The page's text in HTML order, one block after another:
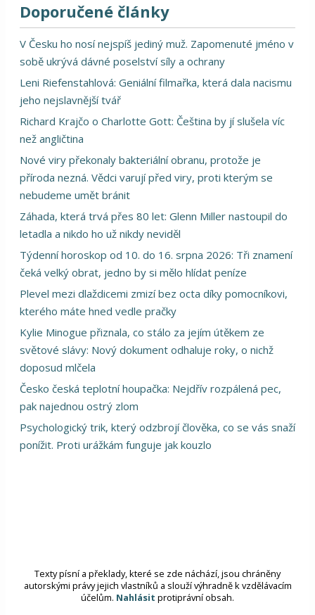
Doporučené články
V Česku ho nosí nejspíš jediný muž. Zapomenuté jméno v
sobě ukrývá dávné poselství síly a ochrany
Leni Riefenstahlová: Geniální filmařka, která dala nacismu
jeho nejslavnější tvář
Richard Krajčo o Charlotte Gott: Čeština by jí slušela víc
než angličtina
Nové viry překonaly bakteriální obranu, protože je
příroda nezná. Vědci varují před viry, proti kterým se
nebudeme umět bránit
Záhada, která trvá přes 80 let: Glenn Miller nastoupil do
letadla a nikdo ho už nikdy neviděl
Týdenní horoskop od 10. do 16. srpna 2026: Tři znamení
čeká velký obrat, jedno by si mělo hlídat peníze
Plevel mezi dlaždicemi zmizí bez octa díky pomocníkovi,
kterého máte hned vedle pračky
Kylie Minogue přiznala, co stálo za jejím útěkem ze
světové slávy: Nový dokument odhaluje roky, o nichž
doposud mlčela
Česko česká teplotní houpačka: Nejdřív rozpálená pec,
pak najednou ostrý zlom
Psychologický trik, který odzbrojí člověka, co se vás snaží
ponížit. Proti urážkám funguje jak kouzlo
Texty písní a překlady, které se zde náchází, jsou chráněny
autorskými právy jejich vlastníků a slouží výhradně k vzdělávacím
účelům. Nahlásit protiprávní obsah.